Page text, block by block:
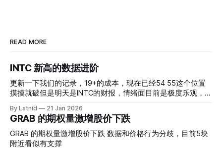
READ MORE
INTC 新高的数据进阶
更新一下我们的记录，19+的成本，现在已经54 55这个位置
摸摸就破但是明天是INTC的财报，情绪面目前是极度乐观，反
是突破前的支撑CC感觉可以做，放远些, 因为18A的经验还未
真正得到普遍大众的关注，当然财报可以继续出新消息顶一下
压力位置。 数据在70驻扎 整体呈现 47 – 60 短期位置
By Latnid 21 Jan 2026
GRAB 的期权量激增股价下跌
GRAB 的期权量激增股价下跌 数据和价格行为分歧，目前5块
附近看似有支撑